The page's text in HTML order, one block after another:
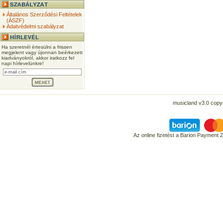
Általános Szerződési Feltételek
(ÁSZF)
Adatvédelmi szabályzat
Ha szeretnél értesülni a frissen
megjelent vagy újonnan beérkezett
kiadványokról, akkor iratkozz fel
napi hírlevelünkre!
musicland v3.0
Az online fizetést a Barion Payment